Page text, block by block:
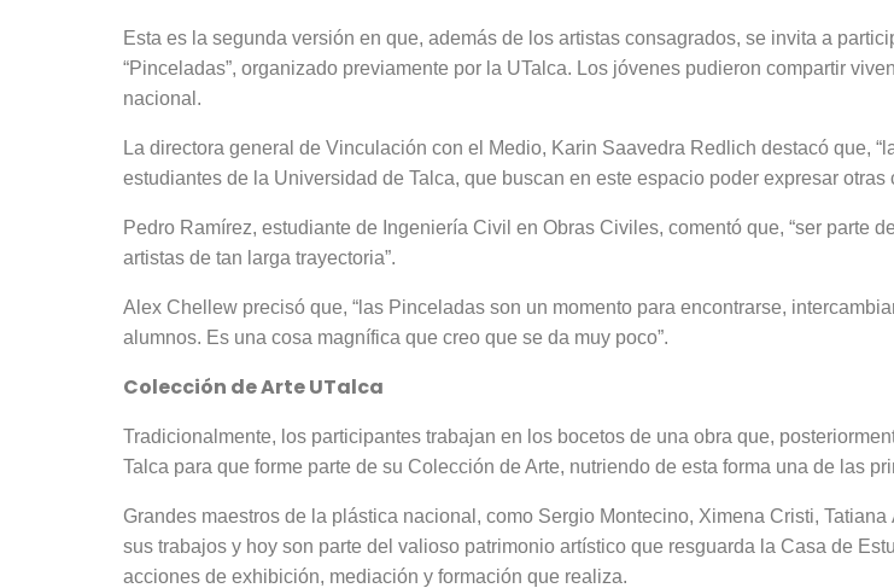
Esta es la segunda versión en que, además de los artistas consagrados, se invita a
“Pinceladas”, organizado previamente por la UTalca. Los jóvenes pudieron compartir
nacional.
La directora general de Vinculación con el Medio, Karin Saavedra Redlich destacó que,
estudiantes de la Universidad de Talca, que buscan en este espacio poder expresar
Pedro Ramírez, estudiante de Ingeniería Civil en Obras Civiles, comentó que, “ser parte
artistas de tan larga trayectoria”.
Alex Chellew precisó que, “las Pinceladas son un momento para encontrarse,
alumnos. Es una cosa magnífica que creo que se da muy poco”.
Colección de Arte UTalca
Tradicionalmente, los participantes trabajan en los bocetos de una obra que,
Talca para que forme parte de su Colección de Arte, nutriendo de esta forma una de las
Grandes maestros de la plástica nacional, como Sergio Montecino, Ximena Cristi,
sus trabajos y hoy son parte del valioso patrimonio artístico que resguarda la Casa de
acciones de exhibición, mediación y formación que realiza.